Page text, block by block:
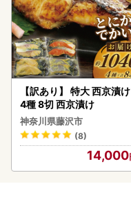
【訳あり】 特大 西京漬け
4種 8切 西京漬け
神奈川県藤沢市
(8)
14,000